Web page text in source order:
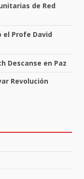
de Red
el Profe David
Descanse en Paz
Revolución